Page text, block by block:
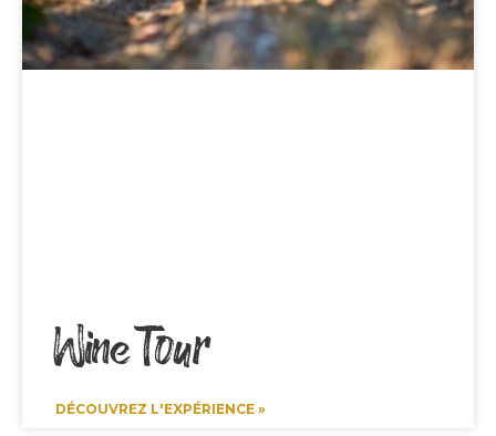
Wine Tour
DÉCOUVREZ L'EXPÉRIENCE »